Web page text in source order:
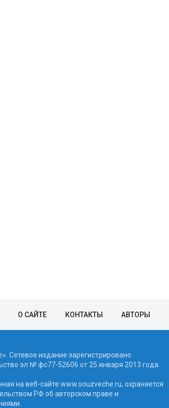
О САЙТЕ КОНТАКТЫ АВТОРЫ
Сетевое издание зарегистрировано
эл № фc77-52606 от 25 января 2013 года.
на веб-сайте www.souzveche.ru, охраняется
РФ об авторском праве и